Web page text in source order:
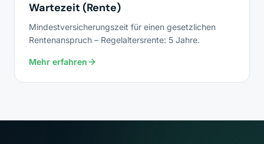
Wartezeit (Rente)
Mindestversicherungszeit für einen gesetzlichen
Rentenanspruch – Regelaltersrente: 5 Jahre.
Mehr erfahren